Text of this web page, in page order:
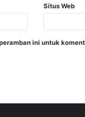
Situs Web
ini untuk